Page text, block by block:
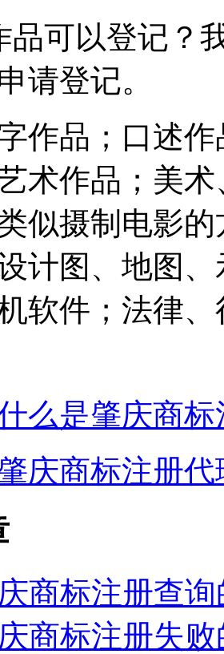
品可以登记？
请登记。
作品；口述
术作品；美
似摄制电影
计图、地图
软件；法律
么是肇庆商
庆商标注册
商标注册查
商标注册失